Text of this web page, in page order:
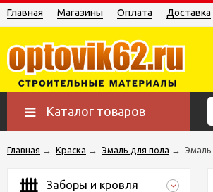
Главная Магазины Оплата Доставка
Каталог товаров
Главная → Краска → Эмаль для пола → Эмаль
Заборы и кровля